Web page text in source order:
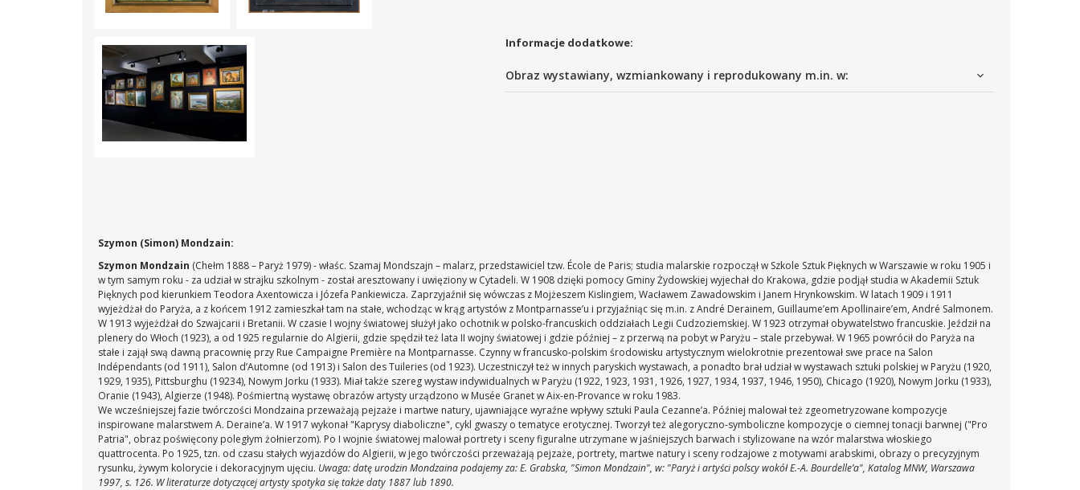
Informacje dodatkowe:
Obraz wystawiany, wzmiankowany i reprodukowany m.in. w:
Szymon (Simon) Mondzain:
Szymon Mondzain (Chełm 1888 – Paryż 1979) - właśc. Szamaj Mondszajn – malarz, przedstawiciel tzw. École de Paris; studia malarskie rozpoczął w Szkole Sztuk Pięknych w Warszawie w roku 1905 i
w tym samym roku - za udział w strajku szkolnym - został aresztowany i uwięziony w Cytadeli. W 1908 dzięki pomocy Gminy Żydowskiej wyjechał do Krakowa, gdzie podjął studia w Akademii Sztuk
Pięknych pod kierunkiem Teodora Axentowicza i Józefa Pankiewicza. Zaprzyjaźnił się wówczas z Mojżeszem Kislingiem, Wacławem Zawadowskim i Janem Hrynkowskim. W latach 1909 i 1911
wyjeżdżał do Paryża, a z końcem 1912 zamieszkał tam na stałe, wchodząc w krąg artystów z Montparnasse’u i przyjaźniąc się m.in. z André Derainem, Guillaume’em Apollinaire’em, André Salmonem.
W 1913 wyjeżdżał do Szwajcarii i Bretanii. W czasie I wojny światowej służył jako ochotnik w polsko-francuskich oddziałach Legii Cudzoziemskiej. W 1923 otrzymał obywatelstwo francuskie. Jeździł na
plenery do Włoch (1923), a od 1925 regularnie do Algierii, gdzie spędził też lata II wojny światowej i gdzie później – z przerwą na pobyt w Paryżu – stale przebywał. W 1965 powrócił do Paryża na
stałe i zajął swą dawną pracownię przy Rue Campaigne Première na Montparnasse. Czynny w francusko-polskim środowisku artystycznym wielokrotnie prezentował swe prace na Salon
Indépendants (od 1911), Salon d’Automne (od 1913) i Salon des Tuileries (od 1923). Uczestniczył też w innych paryskich wystawach, a ponadto brał udział w wystawach sztuki polskiej w Paryżu (1920,
1929, 1935), Pittsburghu (19234), Nowym Jorku (1933). Miał także szereg wystaw indywidualnych w Paryżu (1922, 1923, 1931, 1926, 1927, 1934, 1937, 1946, 1950), Chicago (1920), Nowym Jorku (1933),
Oranie (1943), Algierze (1948). Pośmiertną wystawę obrazów artysty urządzono w Musée Granet w Aix-en-Provance w roku 1983.
We wcześniejszej fazie twórczości Mondzaina przeważają pejzaże i martwe natury, ujawniające wyraźne wpływy sztuki Paula Cezanne’a. Później malował też zgeometryzowane kompozycje
inspirowane malarstwem A. Deraine’a. W 1917 wykonał "Kaprysy diaboliczne", cykl gwaszy o tematyce erotycznej. Tworzył też alegoryczno-symboliczne kompozycje o ciemnej tonacji barwnej ("Pro
Patria", obraz poświęcony poległym żołnierzom). Po I wojnie światowej malował portrety i sceny figuralne utrzymane w jaśniejszych barwach i stylizowane na wzór malarstwa włoskiego
quattrocenta. Po 1925, tzn. od czasu stałych wyjazdów do Algierii, w jego twórczości przeważają pejzaże, portrety, martwe natury i sceny rodzajowe z motywami arabskimi, obrazy o precyzyjnym
rysunku, żywym kolorycie i dekoracyjnym ujęciu. Uwaga: datę urodzin Mondzaina podajemy za: E. Grabska, "Simon Mondzain", w: "Paryż i artyści polscy wokół E.-A. Bourdelle’a", Katalog MNW, Warszawa
1997, s. 126. W literaturze dotyczącej artysty spotyka się także daty 1887 lub 1890.